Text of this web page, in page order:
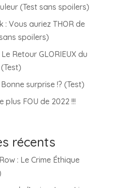
(Test sans spoilers)
Vous auriez THOR de
spoilers)
Retour GLORIEUX du
surprise !? (Test)
plus FOU de 2022 !!!
récents
: Le Crime Éthique